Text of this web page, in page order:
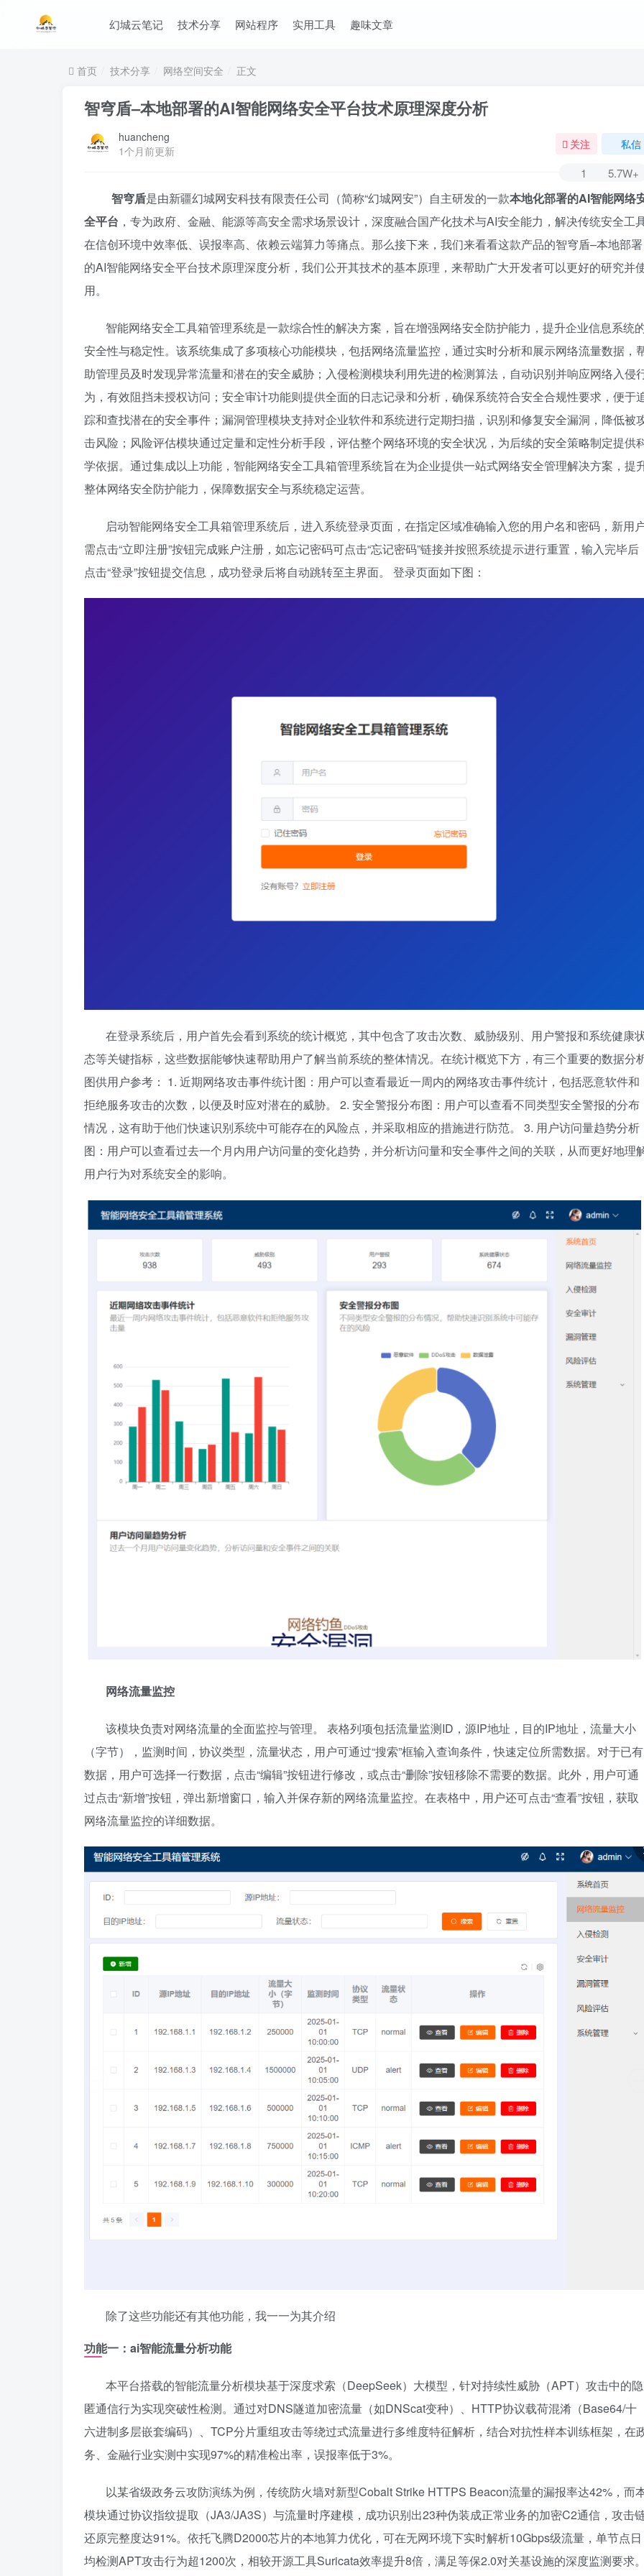
幻城云笔记 技术分享 网站程序 实用工具 趣味文章
首页 技术分享 网络空间安全 正文
智穹盾–本地部署的AI智能网络安全平台技术原理深度分析
huancheng
1个月前更新
关注 私信
1 5.7W+
智穹盾是由新疆幻城网安科技有限责任公司（简称“幻城网安”）自主研发的一款本地化部署的AI智能网络
全平台 ，专为政府、金融、能源等高安全需求场景设计，深度融合国产化技术与AI安全能力，解决传统安全工
在信创环境中效率低、误报率高、依赖云端算力等痛点。那么接下来，我们来看看这款产品的智穹盾–本地部署
的AI智能网络安全平台技术原理深度分析，我们公开其技术的基本原理，来帮助广大开发者可以更好的研究并
用。
智能网络安全工具箱管理系统是一款综合性的解决方案，旨在增强网络安全防护能力，提升企业信息系统
安全性与稳定性。该系统集成了多项核心功能模块，包括网络流量监控，通过实时分析和展示网络流量数据，
助管理员及时发现异常流量和潜在的安全威胁；入侵检测模块利用先进的检测算法，自动识别并响应网络入侵
为，有效阻挡未授权访问；安全审计功能则提供全面的日志记录和分析，确保系统符合安全合规性要求，便于
踪和查找潜在的安全事件；漏洞管理模块支持对企业软件和系统进行定期扫描，识别和修复安全漏洞，降低被
击风险；风险评估模块通过定量和定性分析手段，评估整个网络环境的安全状况，为后续的安全策略制定提供
学依据。通过集成以上功能，智能网络安全工具箱管理系统旨在为企业提供一站式网络安全管理解决方案，提
整体网络安全防护能力，保障数据安全与系统稳定运营。
启动智能网络安全工具箱管理系统后，进入系统登录页面，在指定区域准确输入您的用户名和密码，新用
需点击“立即注册”按钮完成账户注册，如忘记密码可点击“忘记密码”链接并按照系统提示进行重置，输入完毕后
点击“登录”按钮提交信息，成功登录后将自动跳转至主界面。 登录页面如下图：
在登录系统后，用户首先会看到系统的统计概览，其中包含了攻击次数、威胁级别、用户警报和系统健康
态等关键指标，这些数据能够快速帮助用户了解当前系统的整体情况。在统计概览下方，有三个重要的数据分
图供用户参考： 1. 近期网络攻击事件统计图：用户可以查看最近一周内的网络攻击事件统计，包括恶意软件和
拒绝服务攻击的次数，以便及时应对潜在的威胁。 2. 安全警报分布图：用户可以查看不同类型安全警报的分布
情况，这有助于他们快速识别系统中可能存在的风险点，并采取相应的措施进行防范。 3. 用户访问量趋势分析
图：用户可以查看过去一个月内用户访问量的变化趋势，并分析访问量和安全事件之间的关联，从而更好地理
用户行为对系统安全的影响。
网络流量监控
该模块负责对网络流量的全面监控与管理。 表格列项包括流量监测ID，源IP地址，目的IP地址，流量大小
（字节），监测时间，协议类型，流量状态，用户可通过“搜索”框输入查询条件，快速定位所需数据。对于已有
数据，用户可选择一行数据，点击“编辑”按钮进行修改，或点击“删除”按钮移除不需要的数据。此外，用户可通
过点击“新增”按钮，弹出新增窗口，输入并保存新的网络流量监控。在表格中，用户还可点击“查看”按钮，获取
网络流量监控的详细数据。
除了这些功能还有其他功能，我一一为其介绍
功能一 ： ai智能流量分析功能
本平台搭载的智能流量分析模块基于深度求索（DeepSeek）大模型，针对持续性威胁（APT）攻击中的隐
匿通信行为实现突破性检测。通过对DNS隧道加密流量（如DNScat变种）、HTTP协议载荷混淆（Base64/十
六进制多层嵌套编码）、TCP分片重组攻击等绕过式流量进行多维度特征解析，结合对抗性样本训练框架，在
务、金融行业实测中实现97%的精准检出率，误报率低于3%。
以某省级政务云攻防演练为例，传统防火墙对新型Cobalt Strike HTTPS Beacon流量的漏报率达42%，而
模块通过协议指纹提取（JA3/JA3S）与流量时序建模，成功识别出23种伪装成正常业务的加密C2通信，攻击
还原完整度达91%。依托飞腾D2000芯片的本地算力优化，可在无网环境下实时解析10Gbps级流量，单节点日
均检测APT攻击行为超1200次，相较开源工具Suricata效率提升8倍，满足等保2.0对关基设施的深度监测要求。